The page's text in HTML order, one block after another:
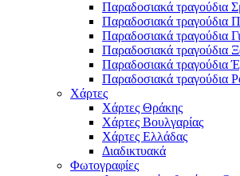
Παραδοσιακά τραγούδια
Παραδοσιακά τραγούδια
Παραδοσιακά τραγούδια
Παραδοσιακά τραγούδια
Παραδοσιακά τραγούδια
Παραδοσιακά τραγούδια
Χάρτες
Χάρτες Θράκης
Χάρτες Βουλγαρίας
Χάρτες Ελλάδας
Διαδικτυακά
Φωτογραφίες